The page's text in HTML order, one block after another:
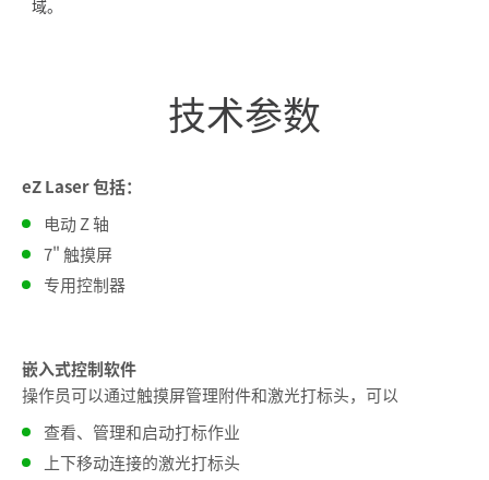
域。
技术参数
eZ Laser 包括：
电动 Z 轴
7" 触摸屏
专用控制器
嵌入式控制软件
操作员可以通过触摸屏管理附件和激光打标头，可以
查看、管理和启动打标作业
上下移动连接的激光打标头